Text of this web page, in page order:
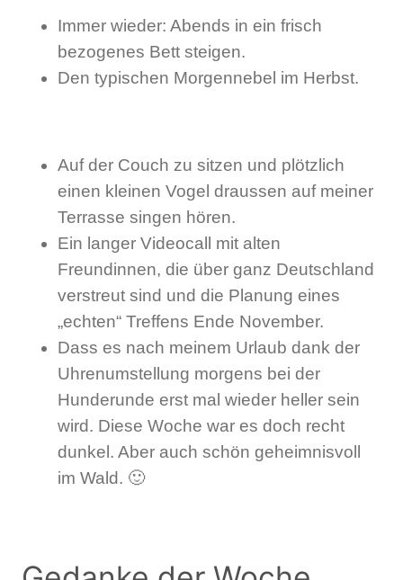
Immer wieder: Abends in ein frisch
bezogenes Bett steigen.
Den typischen Morgennebel im Herbst.
Auf der Couch zu sitzen und plötzlich
einen kleinen Vogel draussen auf meiner
Terrasse singen hören.
Ein langer Videocall mit alten
Freundinnen, die über ganz Deutschland
verstreut sind und die Planung eines
„echten“ Treffens Ende November.
Dass es nach meinem Urlaub dank der
Uhrenumstellung morgens bei der
Hunderunde erst mal wieder heller sein
wird. Diese Woche war es doch recht
dunkel. Aber auch schön geheimnisvoll
im Wald. 🙂